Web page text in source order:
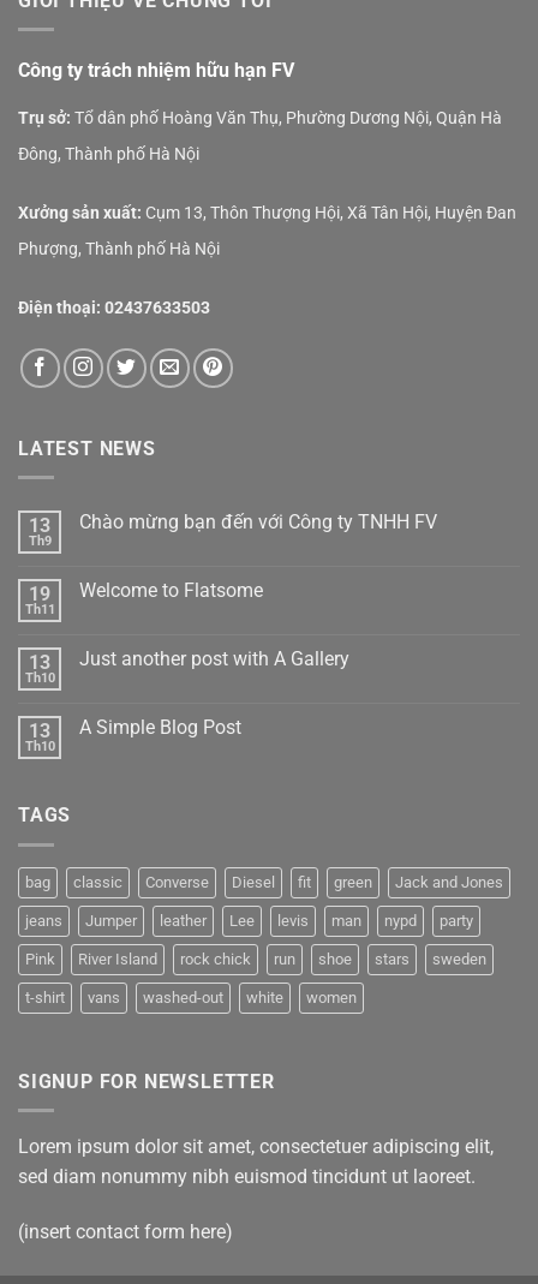
Công ty trách nhiệm hữu hạn FV
Trụ sở: Tổ dân phố Hoàng Văn Thụ, Phường Dương Nội, Quận Hà
Đông, Thành phố Hà Nội
Xưởng sản xuất: Cụm 13, Thôn Thượng Hội, Xã Tân Hội, Huyện Đan
Phượng, Thành phố Hà Nội
Điện thoại: 02437633503
LATEST NEWS
13
Th9
Chào mừng bạn đến với Công ty TNHH FV
19
Th11
Welcome to Flatsome
13
Th10
Just another post with A Gallery
13
Th10
A Simple Blog Post
TAGS
bag classic Converse Diesel fit green Jack and Jones
jeans Jumper leather Lee levis man nypd party
Pink River Island rock chick run shoe stars sweden
t-shirt vans washed-out white women
SIGNUP FOR NEWSLETTER
Lorem ipsum dolor sit amet, consectetuer adipiscing elit,
sed diam nonummy nibh euismod tincidunt ut laoreet.
(insert contact form here)